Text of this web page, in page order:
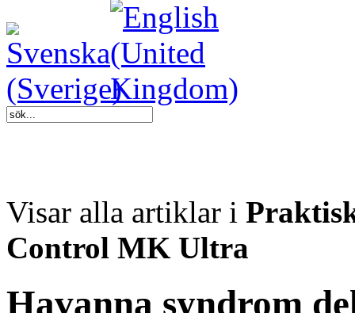
Visar alla artiklar i
Control MK Ultra
Havanna syndrom